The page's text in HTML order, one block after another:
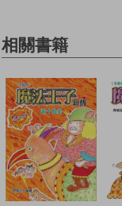
相關書籍